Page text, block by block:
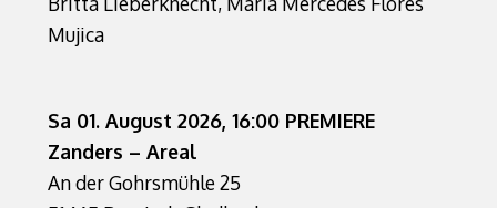
Mujica
Sa 01. August 2026, 16:00 PREMIERE
Zanders – Areal
An der Gohrsmühle 25